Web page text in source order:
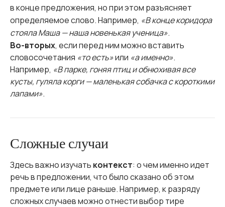
в конце предложения, но при этом разъясняет
определяемое слово. Например, «В конце коридора
стояла Маша — наша новенькая ученица».
Во-вторых, если перед ним можно вставить
словосочетания «то есть»или «а именно».
Например, «В парке, гоняя птиц и обнюхивая все
кусты, гуляла корги — маленькая собачка с короткими
лапами».
Сложные случаи
Здесь важно изучать контекст: о чем именно идет
речь в предложении, что было сказано об этом
предмете или лице раньше. Например, к разряду
сложных случаев можно отнести выбор тире